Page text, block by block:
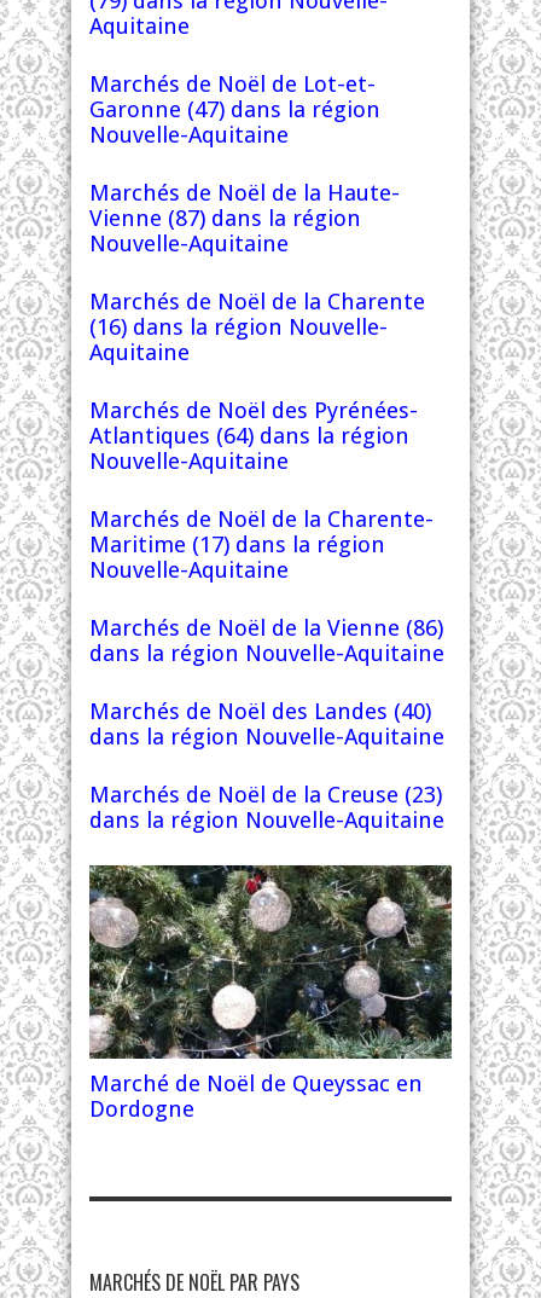
Aquitaine
Marchés de Noël de Lot-et-
Garonne (47) dans la région
Nouvelle-Aquitaine
Marchés de Noël de la Haute-
Vienne (87) dans la région
Nouvelle-Aquitaine
Marchés de Noël de la Charente
(16) dans la région Nouvelle-
Aquitaine
Marchés de Noël des Pyrénées-
Atlantiques (64) dans la région
Nouvelle-Aquitaine
Marchés de Noël de la Charente-
Maritime (17) dans la région
Nouvelle-Aquitaine
Marchés de Noël de la Vienne (86)
dans la région Nouvelle-Aquitaine
Marchés de Noël des Landes (40)
dans la région Nouvelle-Aquitaine
Marchés de Noël de la Creuse (23)
dans la région Nouvelle-Aquitaine
Marché de Noël de Queyssac en
Dordogne
MARCHÉS DE NOËL PAR PAYS